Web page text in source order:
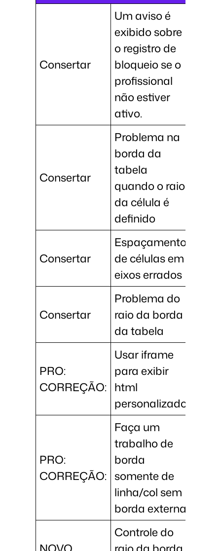
Consertar
Um aviso é
exibido sobre
o registro de
bloqueio se o
profissional
não estiver
ativo.
Consertar
Problema na
borda da
tabela
quando o raio
da célula é
definido
Consertar
Espaçamento
de células em
eixos errados
Consertar
Problema do
raio da borda
da tabela
PRO:
CORREÇÃO:
Usar iframe
para exibir
html
personalizado
PRO:
CORREÇÃO:
Faça um
trabalho de
borda
somente de
linha/col sem
borda externa
Controle do